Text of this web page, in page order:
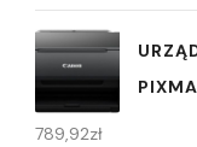
789,92zł